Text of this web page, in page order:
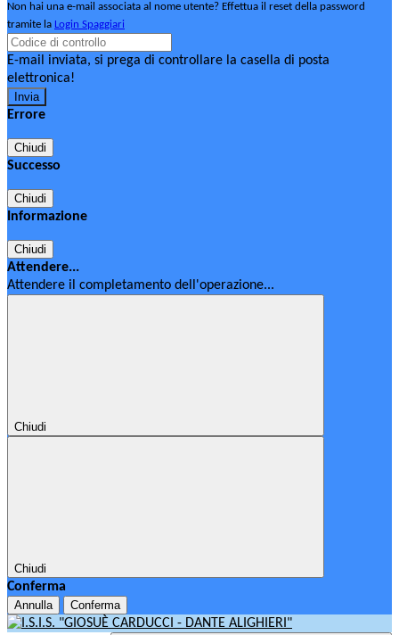
Non hai una e-mail associata al nome utente? Effettua il reset della password
tramite la Login Spaggiari
E-mail inviata, si prega di controllare la casella di posta
elettronica!
Errore
Chiudi
Successo
Chiudi
Informazione
Chiudi
Attendere...
Attendere il completamento dell'operazione...
Chiudi
Chiudi
Conferma
Annulla Conferma